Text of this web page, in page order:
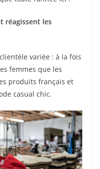
réagissent les
variée : à la fois
femmes que les
produits français et
casual chic.